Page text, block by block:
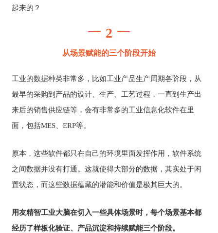
起来的？
2
从场景赋能的三个阶段开始
工业的数据种类非常多，比如工业产品生产周期各阶段，从
最早的采购到产品的设计、生产、工艺过程，一直到生产出
来后的销售供应链等，会有非常多的工业信息化软件在里
面，包括MES、ERP等。
原本，这些软件都只在自己的环境里面发挥作用，软件系统
之间数据并没有打通。这就使得大部分的数据，其实处于闲
置状态，而这些数据蕴藏的潜能和价值是极其巨大的。
用友精智工业大脑在切入一些具体场景时，每个场景基本都
经历了样板化验证、产品沉淀和持续赋能三个阶段。